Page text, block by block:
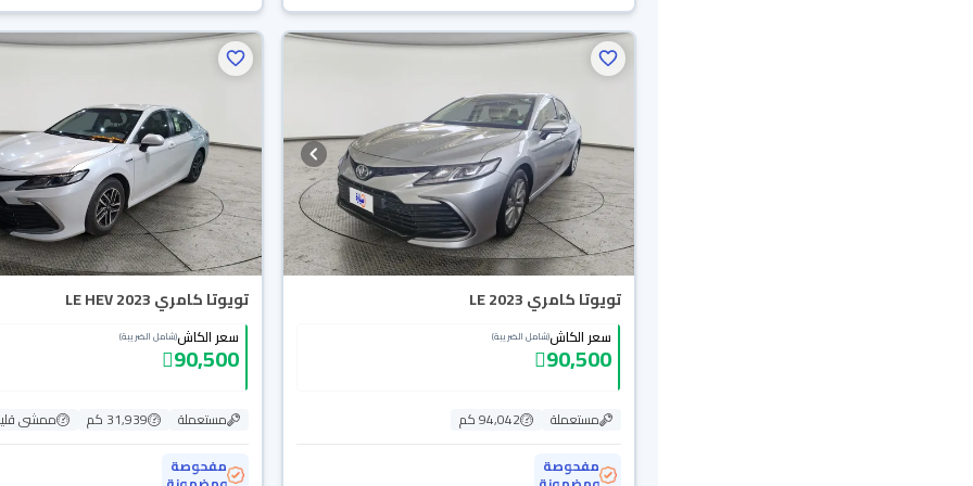
تويوتا كامري LE 2023
سعر الكاش(شامل الضريبة)
90,500
مستعملة
94,042 كم
مفحوصة
تويوتا كامري LE HEV 2023
سعر الكاش(شامل الضريبة)
90,500
مستعملة 31,939 كم
ممشى
مفحوصة